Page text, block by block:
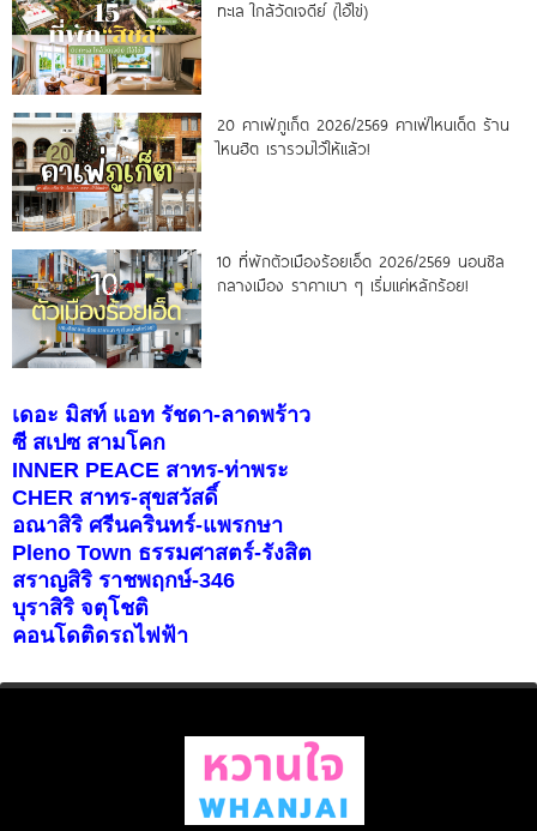
ทะเล ใกล้วัดเจดีย์ (ไอ้ไข่)
20 คาเฟ่ภูเก็ต 2026/2569 คาเฟ่ไหนเด็ด ร้าน
ไหนฮิต เรารวมไว้ให้แล้ว!
10 ที่พักตัวเมืองร้อยเอ็ด 2026/2569 นอนชิล
กลางเมือง ราคาเบา ๆ เริ่มแค่หลักร้อย!
เดอะ มิสท์ แอท รัชดา-ลาดพร้าว
ซี สเปซ สามโคก
INNER PEACE สาทร-ท่าพระ
CHER สาทร-สุขสวัสดิ์
อณาสิริ ศรีนครินทร์-แพรกษา
Pleno Town ธรรมศาสตร์-รังสิต
สราญสิริ ราชพฤกษ์-346
บุราสิริ จตุโชติ
คอนโดติดรถไฟฟ้า